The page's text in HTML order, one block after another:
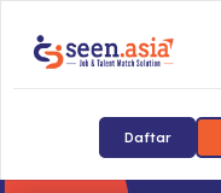
Daftar